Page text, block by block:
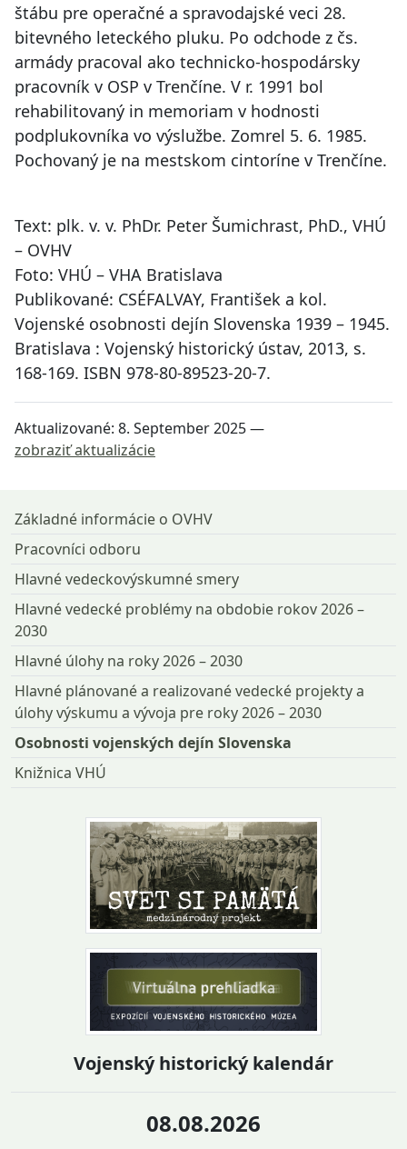
štábu pre operačné a spravodajské veci 28.
bitevného leteckého pluku. Po odchode z čs.
armády pracoval ako technicko-hospodársky
pracovník v OSP v Trenčíne. V r. 1991 bol
rehabilitovaný in memoriam v hodnosti
podplukovníka vo výslužbe. Zomrel 5. 6. 1985.
Pochovaný je na mestskom cintoríne v Trenčíne.
Text: plk. v. v. PhDr. Peter Šumichrast, PhD., VHÚ
– OVHV
Foto: VHÚ – VHA Bratislava
Publikované: CSÉFALVAY, František a kol.
Vojenské osobnosti dejín Slovenska 1939 – 1945.
Bratislava : Vojenský historický ústav, 2013, s.
168-169. ISBN 978-80-89523-20-7.
Aktualizované: 8. September 2025—
zobraziť aktualizácie
Základné informácie o OVHV
Pracovníci odboru
Hlavné vedeckovýskumné smery
Hlavné vedecké problémy na obdobie rokov 2026 –
2030
Hlavné úlohy na roky 2026 – 2030
Hlavné plánované a realizované vedecké projekty a
úlohy výskumu a vývoja pre roky 2026 – 2030
Osobnosti vojenských dejín Slovenska
Knižnica VHÚ
Vojenský historický kalendár
08.08.2026